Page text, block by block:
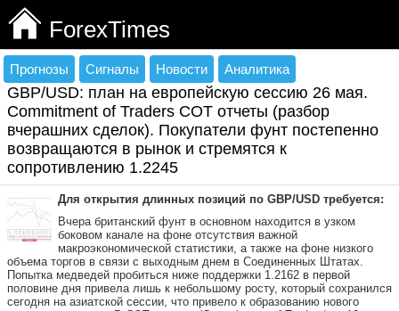
ForexTimes
Прогнозы Сигналы Новости Аналитика
GBP/USD: план на европейскую сессию 26 мая.
Commitment of Traders COT отчеты (разбор
вчерашних сделок). Покупатели фунт постепенно
возвращаются в рынок и стремятся к
сопротивлению 1.2245
Для открытия длинных позиций по GBP/USD требуется:
Вчера британский фунт в основном находится в узком
боковом канале на фоне отсутствия важной
макроэкономической статистики, а также на фоне низкого
объема торгов в связи с выходным днем в Соединенных Штатах.
Попытка медведей пробиться ниже поддержки 1.2162 в первой
половине дня привела лишь к небольшому росту, который сохранился
сегодня на азиатской сессии, что привело к образованию нового